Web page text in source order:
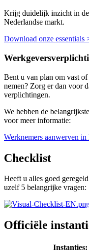
Krijg duidelijk inzicht in
Nederlandse markt.
Download onze essentials
Bent u van plan om vast
nemen? Zorg er dan voor
verplichtingen.
We hebben de
voor meer informatie:
Werknemers aanwerven
Checklist
Heeft u alles goed
uzelf 5 belangrijke vragen:
Officiële
Instanties: